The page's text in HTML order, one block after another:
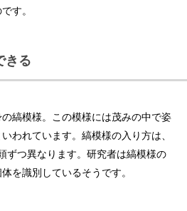
す。
きる
の縞模様。この模様には茂みの中で姿
われています。縞模様の入り方は、
ずつ異なります。研究者は縞模様の
を識別しているそうです。